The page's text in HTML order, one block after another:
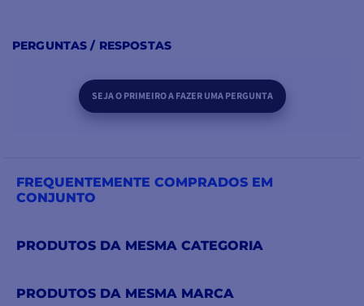
PERGUNTAS / RESPOSTAS
SEJA O PRIMEIRO A FAZER UMA PERGUNTA
FREQUENTEMENTE COMPRADOS EM
CONJUNTO
PRODUTOS DA MESMA CATEGORIA
PRODUTOS DA MESMA MARCA